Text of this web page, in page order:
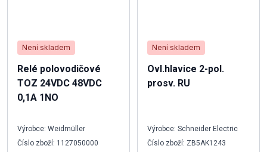
Není skladem
Relé polovodičové
TOZ 24VDC 48VDC
0,1A 1NO
Výrobce: Weidmüller
Číslo zboží: 1127050000
Není skladem
Ovl.hlavice 2-pol.
prosv. RU
Výrobce: Schneider Electric
Číslo zboží: ZB5AK1243